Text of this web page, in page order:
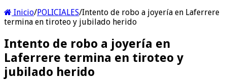
Inicio/POLICIALES/Intento de robo a joyería en Laferrere
termina en tiroteo y jubilado herido
Intento de robo a joyería en
Laferrere termina en tiroteo y
jubilado herido